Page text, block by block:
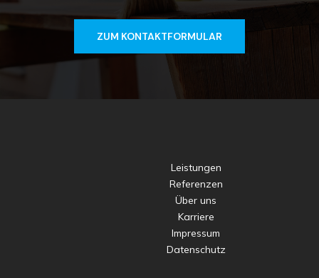
ZUM KONTAKTFORMULAR
Leistungen
Referenzen
Über uns
Karriere
Impressum
Datenschutz